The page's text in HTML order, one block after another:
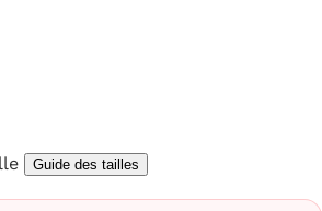
Guide des tailles